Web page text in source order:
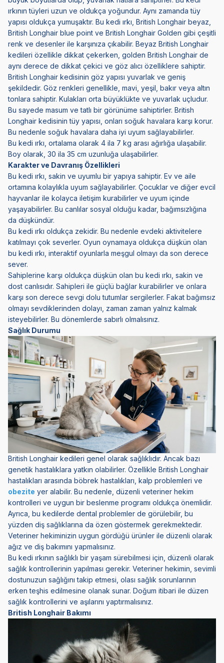
ırkının tüyleri uzun ve oldukça yoğundur. Aynı zamanda tüy
yapısı oldukça yumuşaktır. Bu kedi ırkı, British Longhair beyaz,
British Longhair blue point ve British Longhair Golden gibi çeşitli
renk ve desenler ile karşınıza çıkabilir. Beyaz British Longhair
kedileri özellikle dikkat çekerken, golden British Longhair de
aynı derece de dikkat çekici ve göz alıcı özelliklere sahiptir.
British Longhair kedisinin göz yapısı yuvarlak ve geniş
şekildedir. Göz renkleri genellikle, mavi, yeşil, bakır veya altın
tonlara sahiptir. Kulakları orta büyüklükte ve yuvarlak uçludur.
Bu sayede masum ve tatlı bir görünüme sahiptirler. British
Longhair kedisinin tüy yapısı, onları soğuk havalara karşı korur.
Bu nedenle soğuk havalara daha iyi uyum sağlayabilirler.
Bu kedi ırkı, ortalama olarak 4 ila 7 kg arası ağırlığa ulaşabilir.
Boy olarak, 30 ila 35 cm uzunluğa ulaşabilirler.
Karakter ve Davranış Özellikleri
Bu kedi ırkı, sakin ve uyumlu bir yapıya sahiptir. Ev ve aile
ortamına kolaylıkla uyum sağlayabilirler. Çocuklar ve diğer evcil
hayvanlar ile kolayca iletişim kurabilirler ve uyum içinde
yaşayabilirler. Bu canlılar sosyal olduğu kadar, bağımsızlığına
da düşkündür.
Bu kedi ırkı oldukça zekidir. Bu nedenle evdeki aktivitelere
katılmayı çok severler. Oyun oynamaya oldukça düşkün olan
bu kedi ırkı, interaktif oyunlarla meşgul olmayı da son derece
sever.
Sahiplerine karşı oldukça düşkün olan bu kedi ırkı, sakin ve
dost canlısıdır. Sahipleri ile güçlü bağlar kurabilirler ve onlara
karşı son derece sevgi dolu tutumlar sergilerler. Fakat bağımsız
olmayı sevdiklerinden dolayı, zaman zaman yalnız kalmak
isteyebilirler. Bu dönemlerde sabırlı olmalısınız.
Sağlık Durumu
British Longhair kedileri genel olarak sağlıklıdır. Ancak bazı
genetik hastalıklara yatkın olabilirler. Özellikle British Longhair
hastalıkları arasında böbrek hastalıkları, kalp problemleri ve
obezite yer alabilir. Bu nedenle, düzenli veteriner hekim
kontrolleri ve uygun bir beslenme programı oldukça önemlidir.
Ayrıca, bu kedilerde dental problemler de görülebilir, bu
yüzden diş sağlıklarına da özen göstermek gerekmektedir.
Veteriner hekiminizin uygun gördüğü ürünler ile düzenli olarak
ağız ve diş bakımını yapmalısınız.
Bu kedi ırkının sağlıklı bir yaşam sürebilmesi için, düzenli olarak
sağlık kontrollerinin yapılması gerekir. Veteriner hekimin, sevimli
dostunuzun sağlığını takip etmesi, olası sağlık sorunlarının
erken teşhis edilmesine olanak sunar. Doğum itibari ile düzen
sağlık kontrollerini ve aşılarını yaptırmalısınız.
British Longhair Bakımı